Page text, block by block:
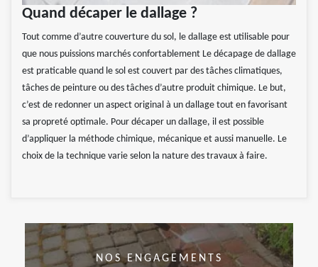
Quand décaper le dallage ?
Tout comme d’autre couverture du sol, le dallage est utilisable pour
que nous puissions marchés confortablement Le décapage de dallage
est praticable quand le sol est couvert par des tâches climatiques,
tâches de peinture ou des tâches d’autre produit chimique. Le but,
c’est de redonner un aspect original à un dallage tout en favorisant
sa propreté optimale. Pour décaper un dallage, il est possible
d’appliquer la méthode chimique, mécanique et aussi manuelle. Le
choix de la technique varie selon la nature des travaux à faire.
NOS ENGAGEMENTS